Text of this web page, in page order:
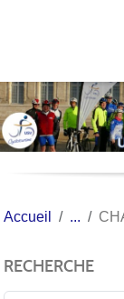
Accueil
RECHERCHE